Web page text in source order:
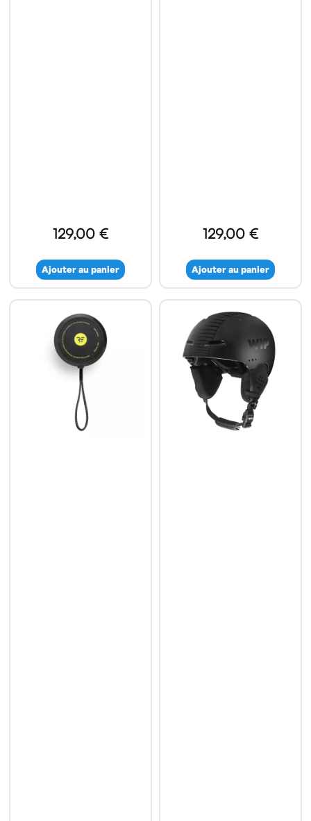
129,00 €
Ajouter au panier
129,00 €
Ajouter au panier